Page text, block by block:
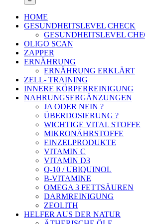
HOME
GESUNDHEITSLEVEL CHECK
GESUNDHEITSLEVEL
OLIGO SCAN
ZAPPER
ERNÄHRUNG
ERNÄHRUNG ERKLÄRT
ZELL- TRAINING
INNERE KÖRPERREINIGUNG
NAHRUNGSERGÄNZUNGEN
JA ODER NEIN ?
ÜBERDOSIERUNG ?
WICHTIGE VITAL STOFFE
MIKRONÄHRSTOFFE
EINZELPRODUKTE
VITAMIN C
VITAMIN D3
Q-10 / UBIQUINOL
B-VITAMINE
OMEGA 3 FETTSÄUREN
DARMREINIGUNG
ZEOLITH
HELFER AUS DER NATUR